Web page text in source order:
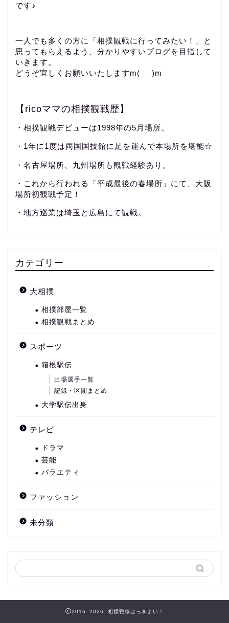
です♪
一人でも多くの方に「相撲観戦に行ってみたい！」と
思ってもらえるよう、分かりやすいブログを目指して
いきます。
どうぞ宜しくお願いいたしますm(_ _)m
【ricoママの相撲観戦歴】
・相撲観戦デビューは1998年の5月場所。
・1年に1度は両国国技館に足を運んで本場所を堪能☆
・名古屋場所、九州場所も観戦経験あり。
・これから行われる「平成最後の春場所」にて、大阪
場所初観戦予定！
・地方巡業は埼玉と広島にて観戦。
カテゴリー
大相撲
相撲部屋一覧
相撲観戦まとめ
スポーツ
箱根駅伝
出場選手一覧
記録・区間まとめ
大学駅伝出身
テレビ
ドラマ
芸能
バラエティ
ファッション
未分類
2016–2026 相撲戦線はっきよい！